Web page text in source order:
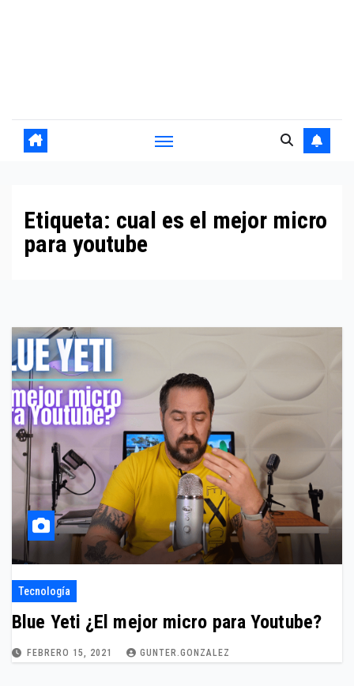
Etiqueta: cual es el mejor micro
para youtube
Tecnología
Blue Yeti ¿El mejor micro para Youtube?
FEBRERO 15, 2021 GUNTER.GONZALEZ